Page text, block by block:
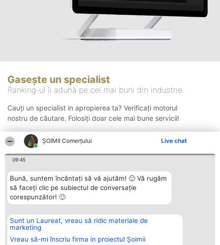
ȘOIMII Comerțului Live chat
09:45
Bună, suntem încântați să vă ajutăm! 🙂 Vă rugăm
să faceți clic pe subiectul de conversație
corespunzător! 🙂
Sunt un Laureat, vreau să ridic materiale de
marketing
Vreau să-mi înscriu firma in proiectul Șoimii
Gasește un specialist
Ranking-ul îi adună pe cei mai buni din industrie
Cauți un specialist in apropierea ta? Verificați motorul
nostru de căutare. Folosiți doar cele mai bune servicii!
Organizator Ranking
BRIGHT SOLUTIONS BR SRL
Aleea Timisul De Sus 2 Bl. A30
Sc. A Et. 4 Ap. 13 Cod 061952
Plebiscyt
Lista Tuturor
Laureaților
Contact